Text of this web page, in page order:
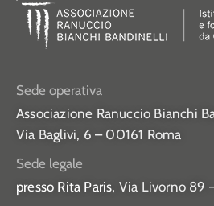
Sede operativa
Associazione Ranuccio Bianchi
Via Baglivi, 6 – 00161 Roma
Sede legale
presso Rita Paris, Via Livorno 89